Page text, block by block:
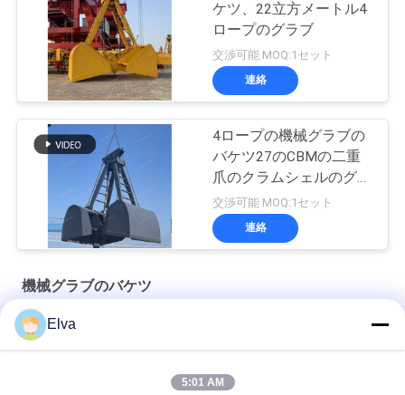
ケツ、22立方メートル4
ロープのグラブ
交渉可能 MOQ:1セット
連絡
4ロープの機械グラブの
バケツ27のCBMの二重
爪のクラムシェルのグラ
ブ
交渉可能 MOQ:1セット
連絡
機械グラブのバケツ
浚渫油圧クラムシェルのグラブ
Elva
5:01 AM